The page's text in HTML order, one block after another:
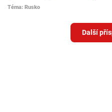
Téma: Rusko
Další